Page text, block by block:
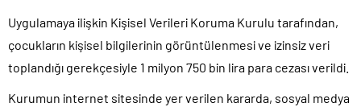
Uygulamaya ilişkin Kişisel Verileri Koruma Kurulu tarafından,
çocukların kişisel bilgilerinin görüntülenmesi ve izinsiz veri
toplandığı gerekçesiyle 1 milyon 750 bin lira para cezası verildi.
Kurumun internet sitesinde yer verilen kararda, sosyal medya